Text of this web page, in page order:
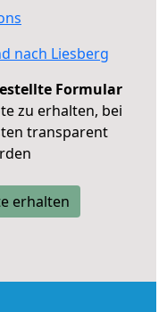
nach Liesberg
Formular
zu erhalten, bei
transparent
erhalten